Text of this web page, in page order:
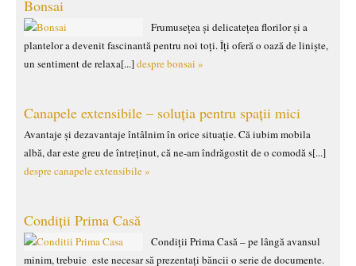
Bonsai
Frumusețea și delicatețea florilor și a
plantelor a devenit fascinantă pentru noi toți. Îți oferă o oază de liniște,
un sentiment de relaxa[...]despre bonsai »
Canapele extensibile – soluția pentru spații mici
Avantaje și dezavantaje întâlnim în orice situație. Că iubim mobila
albă, dar este greu de întreținut, că ne-am îndrăgostit de o comodă s[...]
despre canapele extensibile »
Condiții Prima Casă
Condiții Prima Casă – pe lângă avansul
minim, trebuie este necesar să prezentați băncii o serie de documente.